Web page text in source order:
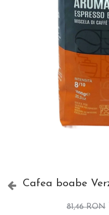
Cafea boabe
81,46 RON